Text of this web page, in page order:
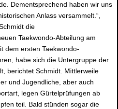
Dementsprechend haben wir uns
Anlass versammelt.“,
die
Taekwondo-Abteilung am
dem ersten Taekwondo-
habe sich die Untergruppe der
berichtet Schmidt. Mittlerweile
und Jugendliche, aber auch
legen Gürtelprüfungen ab
teil. Bald stünden sogar die